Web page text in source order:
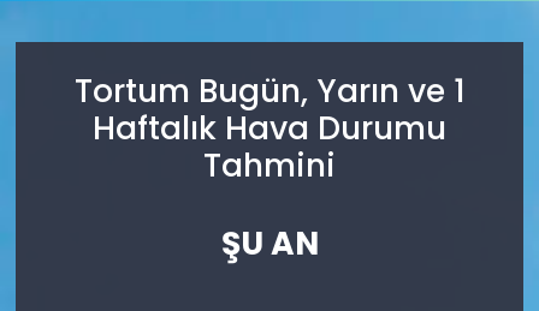
Tortum Bugün, Yarın ve 1
Haftalık Hava Durumu
Tahmini
ŞU AN
Tüm Manşetler
Son Dakika Haberleri